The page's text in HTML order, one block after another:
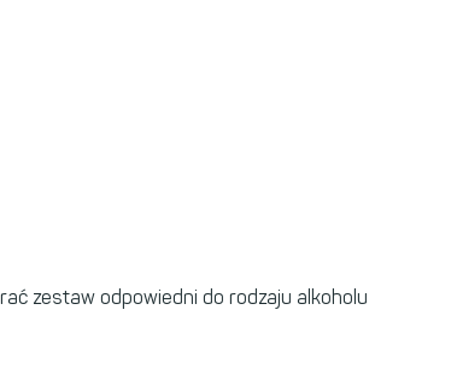
zestaw odpowiedni do rodzaju alkoholu